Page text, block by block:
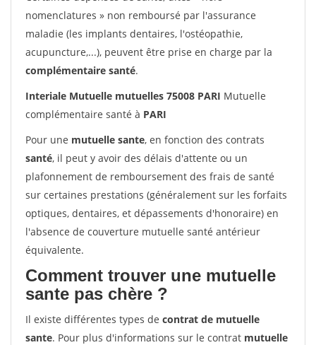
nomenclatures » non remboursé par l'assurance
maladie (les implants dentaires, l'ostéopathie,
acupuncture,...), peuvent être prise en charge par la
complémentaire santé.
Interiale Mutuelle mutuelles 75008 PARI Mutuelle
complémentaire santé à PARI
Pour une mutuelle sante, en fonction des contrats
santé, il peut y avoir des délais d'attente ou un
plafonnement de remboursement des frais de santé
sur certaines prestations (généralement sur les forfaits
optiques, dentaires, et dépassements d'honoraire) en
l'absence de couverture mutuelle santé antérieur
équivalente.
Comment trouver une mutuelle
sante pas chère ?
Il existe différentes types de contrat de mutuelle
sante. Pour plus d'informations sur le contrat mutuelle